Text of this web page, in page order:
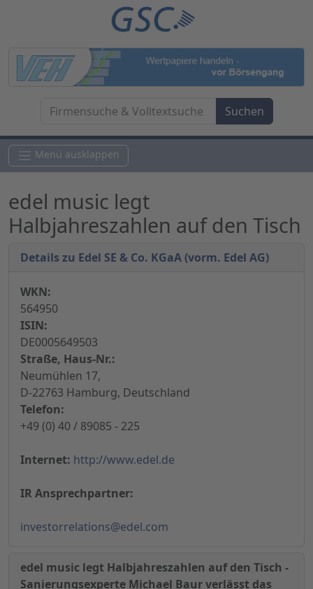
Menü ausklappen
edel music legt
Halbjahreszahlen auf den Tisch
Details zu Edel SE & Co. KGaA (vorm. Edel AG)
WKN:
564950
ISIN:
DE0005649503
Straße, Haus-Nr.:
Neumühlen 17,
D-22763 Hamburg, Deutschland
Telefon:
+49 (0) 40 / 89085 - 225
Internet: http://www.edel.de
IR Ansprechpartner:
investorrelations@edel.com
edel music legt Halbjahreszahlen auf den Tisch -
Sanierungsexperte Michael Baur verlässt das